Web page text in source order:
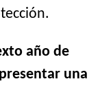
año de
una